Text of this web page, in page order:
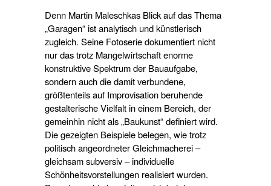
Denn Martin Maleschkas Blick auf das Thema
„Garagen“ ist analytisch und künstlerisch
zugleich. Seine Fotoserie dokumentiert nicht
nur das trotz Mangelwirtschaft enorme
konstruktive Spektrum der Bauaufgabe,
sondern auch die damit verbundene,
größtenteils auf Improvisation beruhende
gestalterische Vielfalt in einem Bereich, der
gemeinhin nicht als „Baukunst“ definiert wird.
Die gezeigten Beispiele belegen, wie trotz
politisch angeordneter Gleichmacherei –
gleichsam subversiv – individuelle
Schönheitsvorstellungen realisiert wurden.